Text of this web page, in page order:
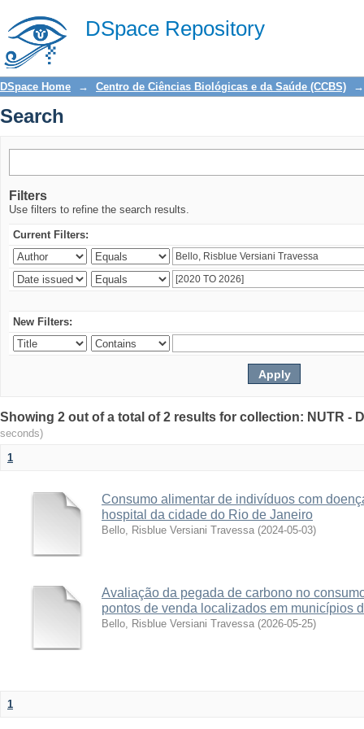
DSpace Repository
Search
DSpace Home → Centro de Ciências Biológicas e da Saúde (CCBS) →
Search
Filters
Use filters to refine the search results.
Current Filters:
New Filters:
Showing 2 out of a total of 2 results for collection: NUTR -
seconds)
1
Consumo alimentar de indivíduos com
hospital da cidade do Rio de Janeiro
Bello, Risblue Versiani Travessa (2024-05-03)
Avaliação da pegada de carbono no
pontos de venda localizados em municípios
Bello, Risblue Versiani Travessa (2026-05-25)
1